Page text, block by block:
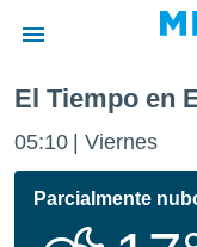
de
por
El Tiempo en
05:10 Viernes
Parcialmente